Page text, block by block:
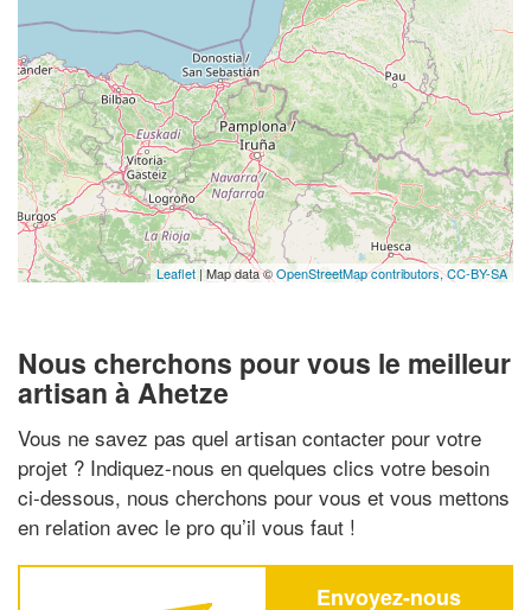
Leaflet | Map data ©OpenStreetMap contributors,CC-BY-SA
Nous cherchons pour vous le meilleur
artisan à Ahetze
Vous ne savez pas quel artisan contacter pour votre
projet ? Indiquez-nous en quelques clics votre besoin
ci-dessous, nous cherchons pour vous et vous mettons
en relation avec le pro qu’il vous faut !
Envoyez-nous